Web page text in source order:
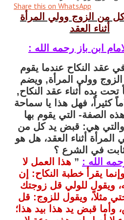
Share this on WhatsApp
من الزوج وولي المرأة
أثناء العقد
ابن باز رحمه الله :
عقد النكاح عندما يقوم
وولي المرأة, ويضم
تحت يده أثناء عقد النكاح,
كثيراً، فهل هذا يا سماحة
الصفة- التي يقوم بها
والتي هي: قبض يد كل من
المرأة أثناء العقد، هل هو
في الشرع ؟
الله : ” هذا العمل لا
يقرأ خطبة النكاح: إن
ويقول للولي قل زوجتك
مثلاً، ويقول للزوج: قل
وأما قبض يد هذا بيد هذا؛